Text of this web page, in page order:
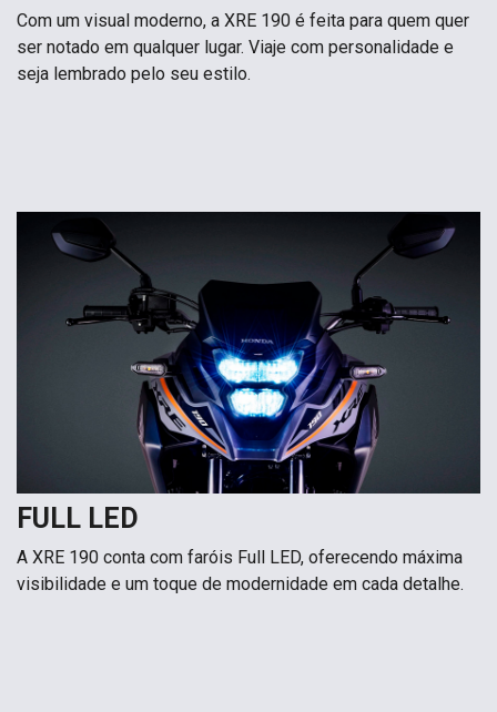
Com um visual moderno, a XRE 190 é feita para quem quer
ser notado em qualquer lugar. Viaje com personalidade e
seja lembrado pelo seu estilo.
FULL LED
A XRE 190 conta com faróis Full LED, oferecendo máxima
visibilidade e um toque de modernidade em cada detalhe.